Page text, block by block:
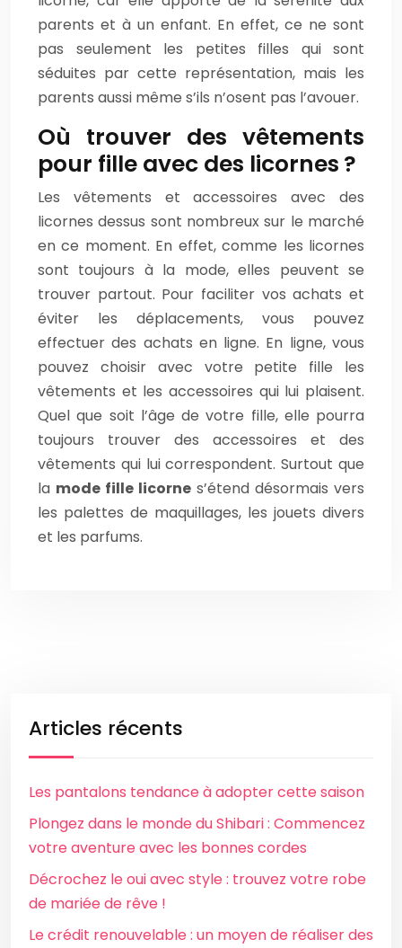
parents et à un enfant. En effet, ce ne sont
pas seulement les petites filles qui sont
séduites par cette représentation, mais les
parents aussi même s’ils n’osent pas l’avouer.
Où trouver des vêtements
pour fille avec des licornes ?
Les vêtements et accessoires avec des
licornes dessus sont nombreux sur le marché
en ce moment. En effet, comme les licornes
sont toujours à la mode, elles peuvent se
trouver partout. Pour faciliter vos achats et
éviter les déplacements, vous pouvez
effectuer des achats en ligne. En ligne, vous
pouvez choisir avec votre petite fille les
vêtements et les accessoires qui lui plaisent.
Quel que soit l’âge de votre fille, elle pourra
toujours trouver des accessoires et des
vêtements qui lui correspondent. Surtout que
la mode fille licorne s’étend désormais vers
les palettes de maquillages, les jouets divers
et les parfums.
Articles récents
Les pantalons tendance à adopter cette saison
Plongez dans le monde du Shibari : Commencez
votre aventure avec les bonnes cordes
Décrochez le oui avec style : trouvez votre robe
de mariée de rêve !
Le crédit renouvelable : un moyen de réaliser des